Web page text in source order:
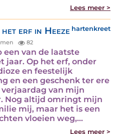
Lees meer >
erf in Heeze hartenkreet
82
een van de laatste
jaar. Op het erf, onder
en feestelijk
en een geschenk ter ere
van mijn
Nog altijd omringt mijn
mij, maar het is een
vloeien weg,…
Lees meer >